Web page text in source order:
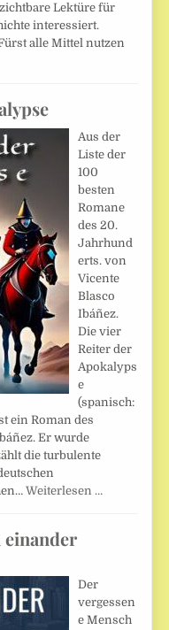
Lektüre für
interessiert.
alle Mittel nutzen
Aus der
Liste der
100
besten
Romane
des 20.
Jahrhund
erts. von
Vicente
Blasco
Ibáñez.
Die vier
Reiter der
Apokalyps
e
(spanisch:
ein Roman des
Er wurde
die turbulente
Weiterlesen …
einander
Der
vergessen
e Mensch